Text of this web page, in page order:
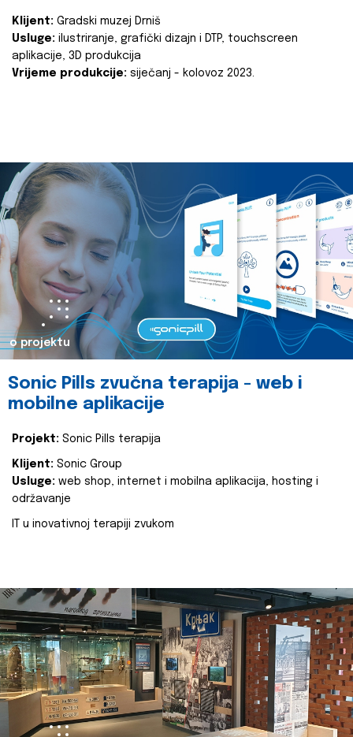
Klijent: Gradski muzej Drniš
Usluge: ilustriranje, grafički dizajn i DTP, touchscreen
aplikacije, 3D produkcija
Vrijeme produkcije: siječanj - kolovoz 2023.
o projektu
Sonic Pills zvučna terapija - web i
mobilne aplikacije
Projekt: Sonic Pills terapija
Klijent: Sonic Group
Usluge: web shop, internet i mobilna aplikacija, hosting i
održavanje
IT u inovativnoj terapiji zvukom